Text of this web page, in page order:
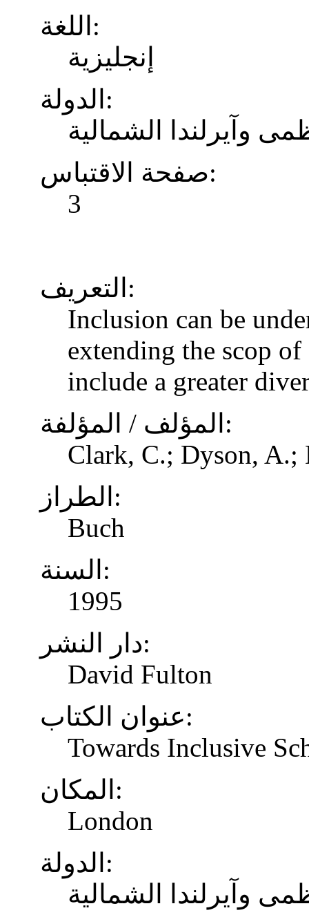
اللغة:
إنجليزية
الدولة:
وآيرلندا الشمالية
صفحة الاقتباس:
3
التعريف:
Inclusion can be
extending the scop
include a greater
المؤلف / المؤلفة:
Clark, C.; Dyson,
الطراز:
Buch
السنة:
1995
دار النشر:
David Fulton
عنوان الكتاب:
Towards Inclusive
المكان:
London
الدولة:
وآيرلندا الشمالية